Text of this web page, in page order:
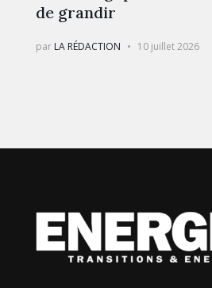
de grandir
par LA RÉDACTION 10 juillet 2026